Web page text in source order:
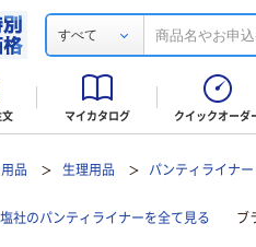
すべて
文 マイカタログ クイックオーダ
品 生理用品 パンティライナー
社のパンティライナーを全て見る ブ